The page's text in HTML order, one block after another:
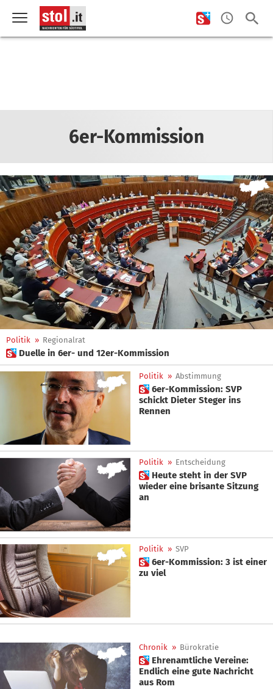
6er-Kommission
Politik » Regionalrat
 Duelle in 6er- und 12er-Kommission
Politik » Abstimmung
 6er-Kommission: SVP
schickt Dieter Steger ins
Rennen
Politik » Entscheidung
 Heute steht in der SVP
wieder eine brisante Sitzung
an
Politik » SVP
 6er-Kommission: 3 ist einer
zu viel
Chronik » Bürokratie
 Ehrenamtliche Vereine:
Endlich eine gute Nachricht
aus Rom